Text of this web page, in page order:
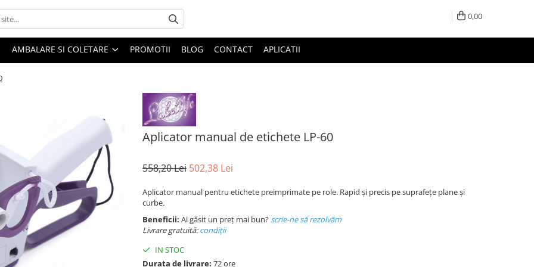
0,00
AMBALARE SI COLETARE PROMOTII BLOG CONTACT APLICATII
Aplicator manual de etichete LP-60
558,20 Lei 502,38 Lei
Aplicator manual pentru etichete preimprimate pe role. Rapid și precis pe suprafețe plane și
curbe.
Beneficii: Ai găsit un preț mai bun?scrie-ne să rezolvăm
Livrare gratuită:condiții
IN STOC
Durata de livrare: 72 ore